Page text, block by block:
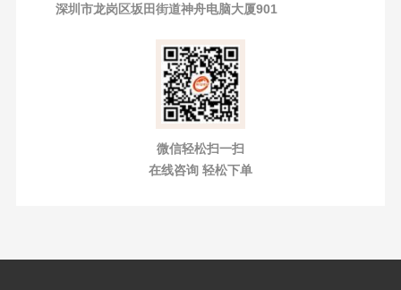
深圳市龙岗区坂田街道神舟电脑大厦901
微信轻松扫一扫
在线咨询 轻松下单